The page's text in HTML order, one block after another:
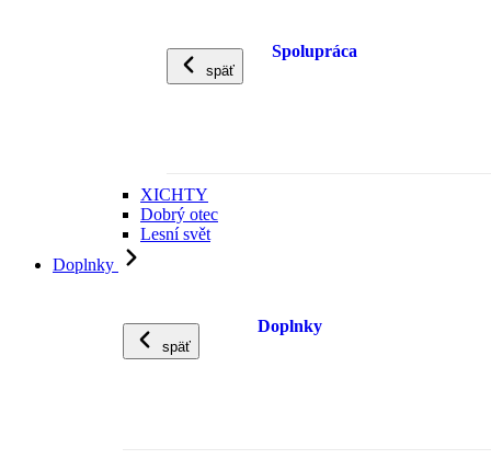
späť
Spolupráca
XICHTY
Dobrý otec
Lesní svět
Doplnky
späť
Doplnky